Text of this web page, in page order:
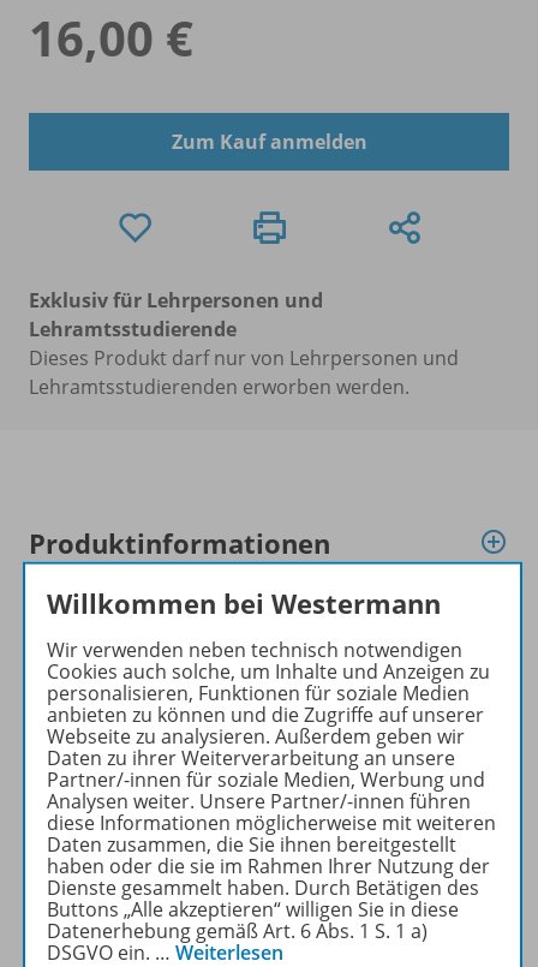
16,00 €
Zum Kauf anmelden
Exklusiv für Lehrpersonen und
Lehramtsstudierende
Dieses Produkt darf nur von Lehrpersonen und
Lehramtsstudierenden erworben werden.
Produktinformationen
Beschreibung
Lizenzbedingungen
Zugehörige Produkte
Planungshilfen
Willkommen bei Westermann
Wir verwenden neben technisch notwendigen
Cookies auch solche, um Inhalte und Anzeigen zu
personalisieren, Funktionen für soziale Medien
anbieten zu können und die Zugriffe auf unserer
Webseite zu analysieren. Außerdem geben wir
Daten zu ihrer Weiterverarbeitung an unsere
Partner/-innen für soziale Medien, Werbung und
Analysen weiter. Unsere Partner/-innen führen
diese Informationen möglicherweise mit weiteren
Daten zusammen, die Sie ihnen bereitgestellt
haben oder die sie im Rahmen Ihrer Nutzung der
Dienste gesammelt haben. Durch Betätigen des
Buttons „Alle akzeptieren“ willigen Sie in diese
Datenerhebung gemäß Art. 6 Abs. 1 S. 1 a)
DSGVO ein. … Weiterlesen